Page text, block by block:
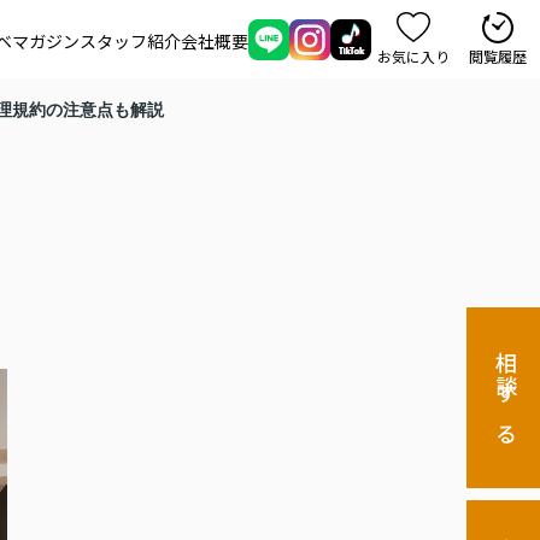
マガジンスタッフ紹介会社概要
お気に入り 閲覧履歴
相談する
規約の注意点も解説